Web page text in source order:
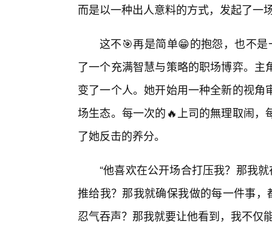
而是以一种出人意料的方式，发起了一
这不🎯再是简单😁的抱怨，也不
了一个充满智慧与策略的职场博弈。
变了一个人。她开始用一种全新的视
场生态。每一次的🔥上司的無理取闹
了她反击的养分。
“他喜欢在公开场合打压我？那我
推给我？那我就确保我做的每一件事
忍气吞声？那我就要让他看到，我不仅